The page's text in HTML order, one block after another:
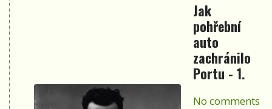
nepředstavitelného.
Jak
pohřební
auto
zachránilo
Portu - 1.
No comments